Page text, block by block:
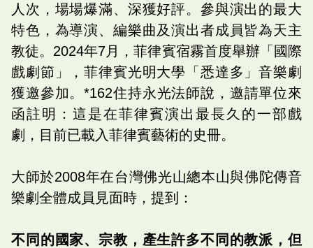
人次，場場爆滿、深獲好評。參與演出的最大
特色，為導演、編樂曲及演出者成員皆為天主
教徒。2024年7月，菲律賓宿霧首度舉辦「國際
戲劇節」，菲律賓光明大學「悉達多」音樂劇
獲邀參加。*162住持永光法師說，邀請單位來
函註明：這是在菲律賓演出最長久的一部戲
劇，目前已載入菲律賓藝術的史冊。
大師於2008年在台灣佛光山總本山與佛陀傳音
樂劇全體成員見面時，提到：
不同的國家、宗教，產生許多不同的教派，但